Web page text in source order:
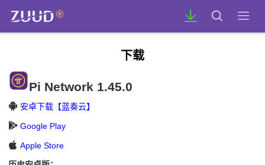
下载
Pi Network 1.45.0
安卓下载【蓝奏云】
Google Play
Apple Store